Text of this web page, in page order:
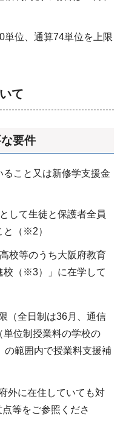
単位、通算74単位を上限
て
要件
こと又は新修学支援金
して生徒と保護者全員
と（※2）
校等のうち大阪府教育
校（※3）」に在学して
（全⽇制は36⽉、通信
位制授業料の学校の
の範囲内で授業料⽀援補
外に在住していても対
等をご参照くださ